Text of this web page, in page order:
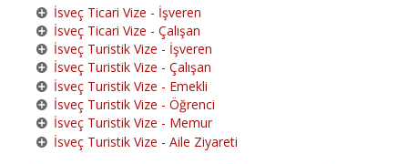
İsveç Ticari Vize - İşveren
İsveç Ticari Vize - Çalışan
İsveç Turistik Vize - İşveren
İsveç Turistik Vize - Çalışan
İsveç Turistik Vize - Emekli
İsveç Turistik Vize - Öğrenci
İsveç Turistik Vize - Memur
İsveç Turistik Vize - Aile Ziyareti